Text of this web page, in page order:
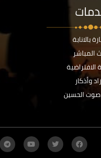
بالانابة
المباشر
الافتراضية
وأذكار
صوت الحسين